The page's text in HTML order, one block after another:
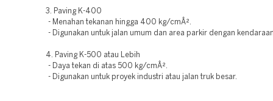
3. Paving K-400
- Menahan tekanan hingga 400 kg/cmÂ².
- Digunakan untuk jalan umum dan area parkir dengan
4. Paving K-500 atau Lebih
- Daya tekan di atas 500 kg/cmÂ².
- Digunakan untuk proyek industri atau jalan truk besar.